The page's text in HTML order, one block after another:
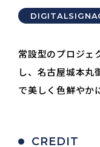
常設型のプロジェ
し、名古屋城本丸
で美しく色鮮やか
CREDIT